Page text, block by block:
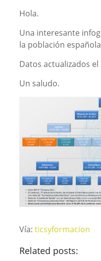
Hola.
Una interesante
la población
Datos actualizados el
Un saludo.
Vía: ticsyformacion
Related posts: